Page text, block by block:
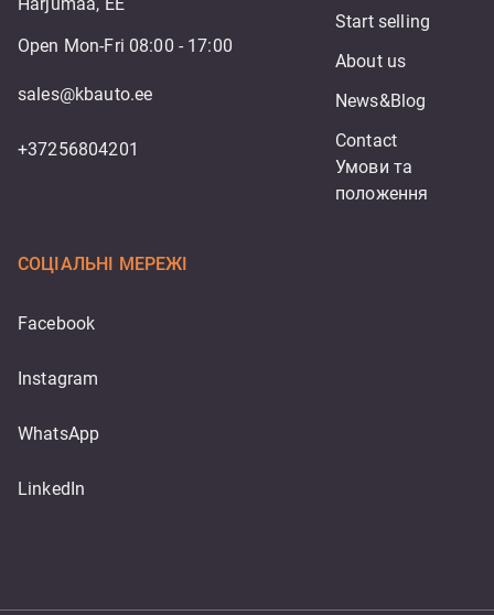
Open Mon-Fri 08:00 - 17:00
sales@kbauto.ee
+37256804201
Start selling
About us
News&Blog
Contact
Умови та
положення
СОЦІАЛЬНІ МЕРЕЖІ
Facebook
Instagram
WhatsApp
LinkedIn